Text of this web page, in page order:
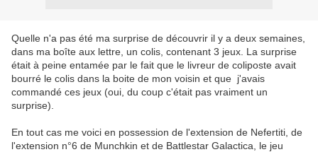
Quelle n'a pas été ma surprise de découvrir il y a deux semaines,
dans ma boîte aux lettre, un colis, contenant 3 jeux. La surprise
était à peine entamée par le fait que le livreur de coliposte avait
bourré le colis dans la boite de mon voisin et que j'avais
commandé ces jeux (oui, du coup c'était pas vraiment un
surprise).
En tout cas me voici en possession de l'extension de Nefertiti, de
l'extension n°6 de Munchkin et de Battlestar Galactica, le jeu